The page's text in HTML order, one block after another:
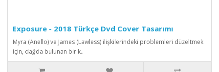
Exposure - 2018 Türkçe Dvd Cover Tasarımı
Myra (Anello) ve James (Lawless) ilişkilerindeki problemleri düzeltmek
için, dağda bulunan bir k..